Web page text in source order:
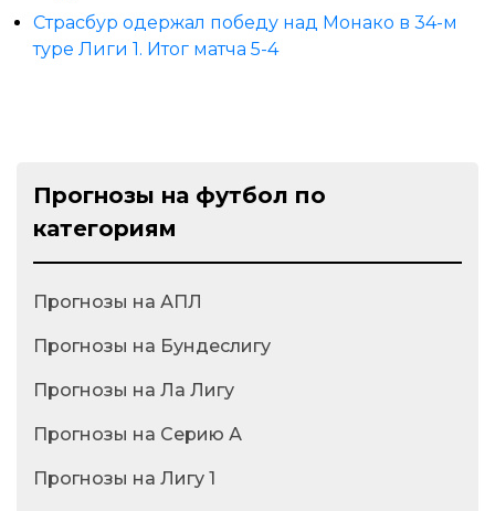
Страсбур одержал победу над Монако в 34-м
туре Лиги 1. Итог матча 5-4
Прогнозы на футбол по
категориям
Прогнозы на АПЛ
Прогнозы на Бундеслигу
Прогнозы на Ла Лигу
Прогнозы на Серию А
Прогнозы на Лигу 1